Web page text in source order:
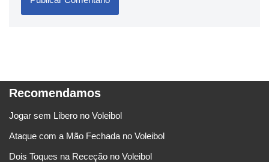
Recomendamos
Jogar sem Libero no Voleibol
Ataque com a Mão Fechada no Voleibol
Dois Toques na Receção no Voleibol